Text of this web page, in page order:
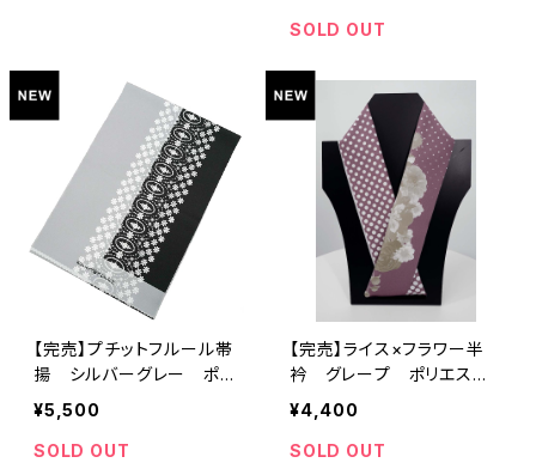
SOLD OUT
【完売】プチットフルール帯
揚 シルバーグレー ポリ
エステル100％
¥5,500
SOLD OUT
【完売】ライス×フラワー半
衿 グレープ ポリエステ
ル100％
¥4,400
SOLD OUT